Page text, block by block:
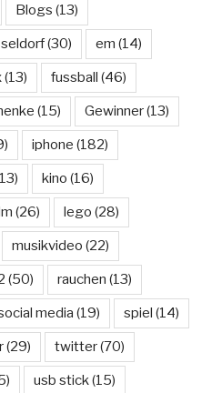
Blogs (13)
(30) em (14)
(13) fussball (46)
(15) Gewinner(13)
iphone (182)
kino (16)
(26) lego (28)
musikvideo (22)
(50) rauchen (13)
media (19) spiel (14)
(29) twitter(70)
usb stick(15)